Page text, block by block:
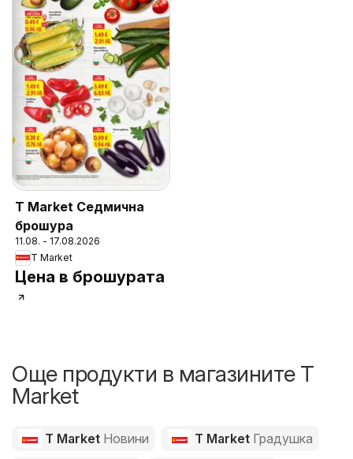
T Market Седмична
брошура
11.08. - 17.08.2026
T Market
Цена в брошурата
Още продукти в магазините T
Market
T Market Новини T Market Градушка